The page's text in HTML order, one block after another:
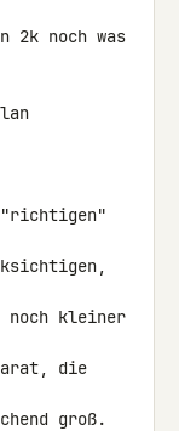
2k noch was
"richtigen"
noch kleiner
die
groß.